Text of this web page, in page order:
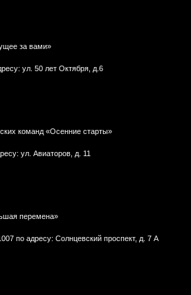
за вами»
ул. 50 лет Октября, д.6
команд «Осенние старты»
ул. Авиаторов, д. 11
перемена»
по адресу: Солнцевский проспект, д. 7 А